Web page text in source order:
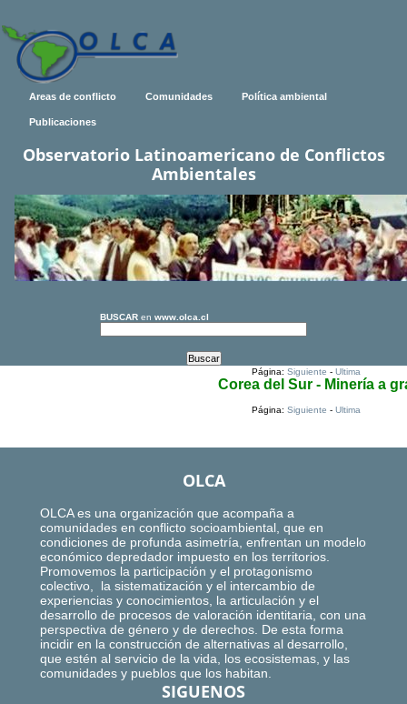
Areas de conflicto Comunidades Política ambiental
Publicaciones
Observatorio Latinoamericano de Conflictos
Ambientales
BUSCAR en www.olca.cl
Página:Siguiente -Ultima
Corea del Sur - Minería a
Página:Siguiente -Ultima
OLCA
OLCA es una organización que acompaña a
comunidades en conflicto socioambiental, que en
condiciones de profunda asimetría, enfrentan un modelo
económico depredador impuesto en los territorios.
Promovemos la participación y el protagonismo
colectivo, la sistematización y el intercambio de
experiencias y conocimientos, la articulación y el
desarrollo de procesos de valoración identitaria, con una
perspectiva de género y de derechos. De esta forma
incidir en la construcción de alternativas al desarrollo,
que estén al servicio de la vida, los ecosistemas, y las
comunidades y pueblos que los habitan.
SIGUENOS